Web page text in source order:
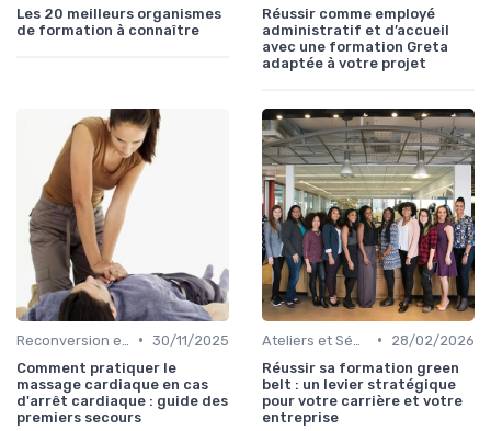
Les 20 meilleurs organismes
de formation à connaître
Réussir comme employé
administratif et d’accueil
avec une formation Greta
adaptée à votre projet
• 30/11/2025
Comment pratiquer le
massage cardiaque en cas
d'arrêt cardiaque : guide des
premiers secours
•
28/02/2026
Réussir sa formation green
belt : un levier stratégique
pour votre carrière et votre
entreprise